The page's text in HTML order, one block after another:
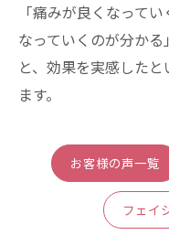
「痛みが良くなって
なっていくのが分かる
と、効果を実感した
ます。
お客様の声一覧
フェイ